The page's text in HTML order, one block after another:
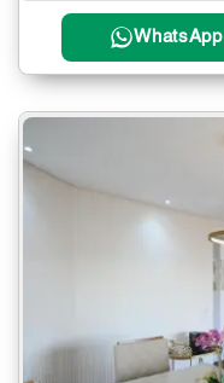
WhatsApp